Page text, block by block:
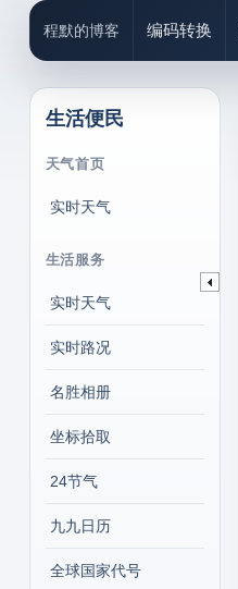
程默的博客 编码转换
生活便民
天气首页
实时天气
生活服务
实时天气
实时路况
名胜相册
坐标拾取
24节气
九九日历
全球国家代号